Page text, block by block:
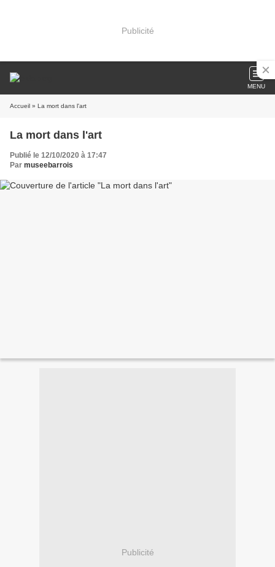
Publicité
MENU
Accueil » La mort dans l'art
La mort dans l'art
Publié le 12/10/2020 à 17:47
Par museebarrois
Publicité